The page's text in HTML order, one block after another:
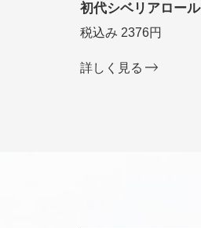
初代シベリアロール
税込み 2376円
詳しく見る